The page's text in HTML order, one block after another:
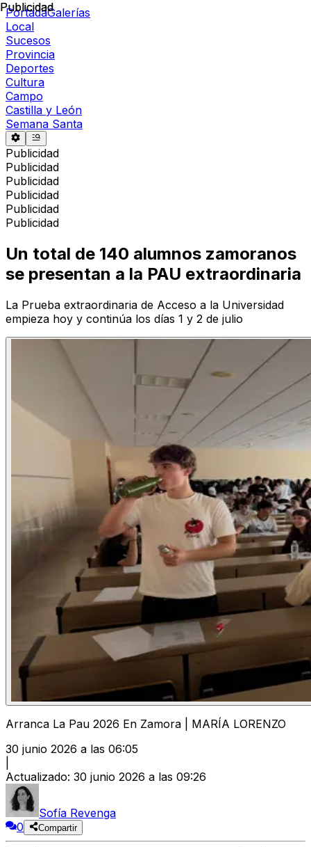
PortadaGalerías
Local
Sucesos
Provincia
Deportes
Cultura
Campo
Castilla y León
Semana Santa
Publicidad
Publicidad
Publicidad
Publicidad
Publicidad
Publicidad
Publicidad
Un total de 140 alumnos zamoranos
se presentan a la PAU extraordinaria
La Prueba extraordinaria de Acceso a la Universidad
empieza hoy y continúa los días 1 y 2 de julio
Arranca La Pau 2026 En Zamora | MARÍA LORENZO
30 junio 2026 a las 06:05
Actualizado: 30 junio 2026 a las 09:26
Sofía Revenga
0
Compartir
Publicidad